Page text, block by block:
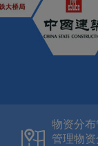
物资分布
管理物